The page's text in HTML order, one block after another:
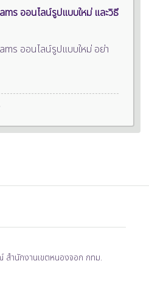
ออนไลน์รูปแบบใหม่ และวิธี
ออนไลน์รูปแบบใหม่ อย่า
ำนักงานเขตหนองจอก กทม.